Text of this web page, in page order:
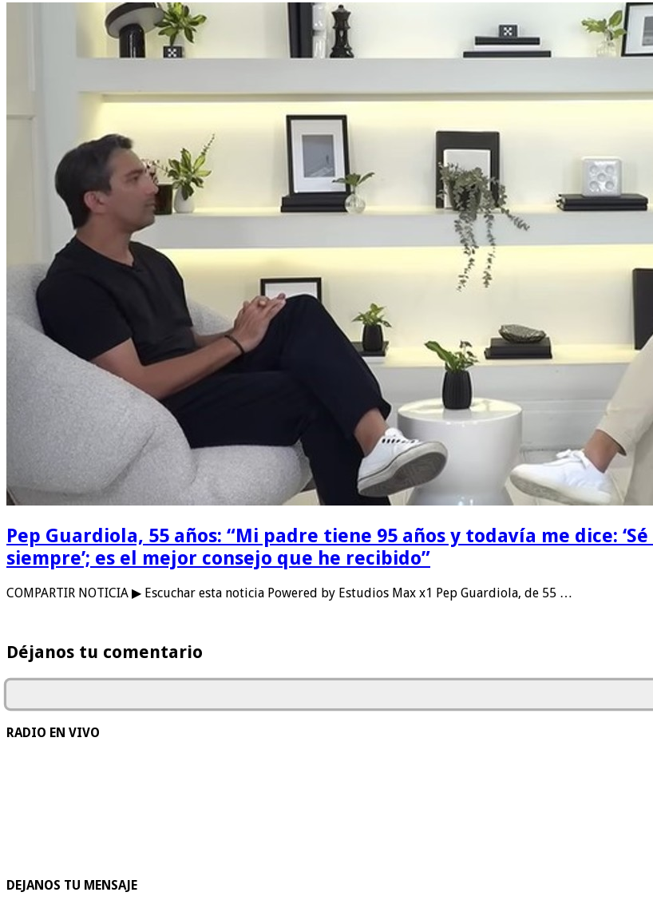
Pep Guardiola, 55 años: “Mi padre tiene 95 años y todavía me dice:
siempre’; es el mejor consejo que he recibido”
COMPARTIR NOTICIA ▶ Escuchar esta noticia Powered by Estudios Max x1 Pep Guardiola, de 55 …
Déjanos tu comentario
RADIO EN VIVO
DEJANOS TU MENSAJE